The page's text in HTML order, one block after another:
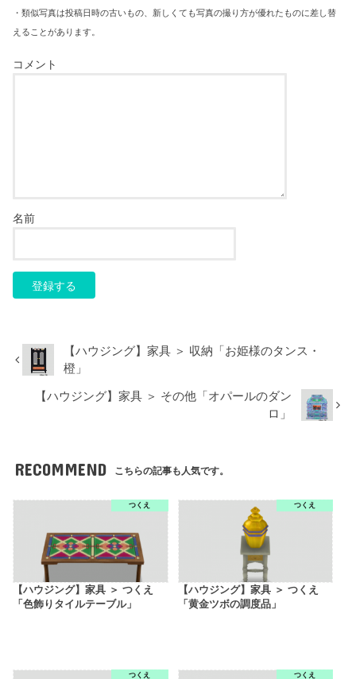
・類似写真は投稿日時の古いもの、新しくても写真の撮り方が優れたものに差し替
えることがあります。
コメント
名前
【ハウジング】家具 ＞ 収納「お姫様のタンス・
橙」
【ハウジング】家具 ＞ その他「オパールのダン
ロ」
RECOMMEND こちらの記事も人気です。
つくえ
【ハウジング】家具 ＞ つくえ
「色飾りタイルテーブル」
つくえ
【ハウジング】家具 ＞ つくえ
「黄金ツボの調度品」
つくえ つくえ